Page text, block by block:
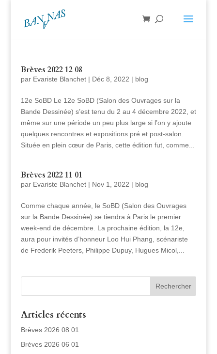
Brèves 2022 12 08
par Evariste Blanchet| Déc 8, 2022 | blog
12e SoBD Le 12e SoBD (Salon des Ouvrages sur la
Bande Dessinée) s’est tenu du 2 au 4 décembre 2022, et
même sur une période un peu plus large si l’on y ajoute
quelques rencontres et expositions pré et post-salon.
Située en plein cœur de Paris, cette édition fut, comme...
Brèves 2022 11 01
par Evariste Blanchet| Nov 1, 2022 | blog
Comme chaque année, le SoBD (Salon des Ouvrages
sur la Bande Dessinée) se tiendra à Paris le premier
week-end de décembre. La prochaine édition, la 12e,
aura pour invités d’honneur Loo Hui Phang, scénariste
de Frederik Peeters, Philippe Dupuy, Hugues Micol,...
Articles récents
Brèves 2026 08 01
Brèves 2026 06 01